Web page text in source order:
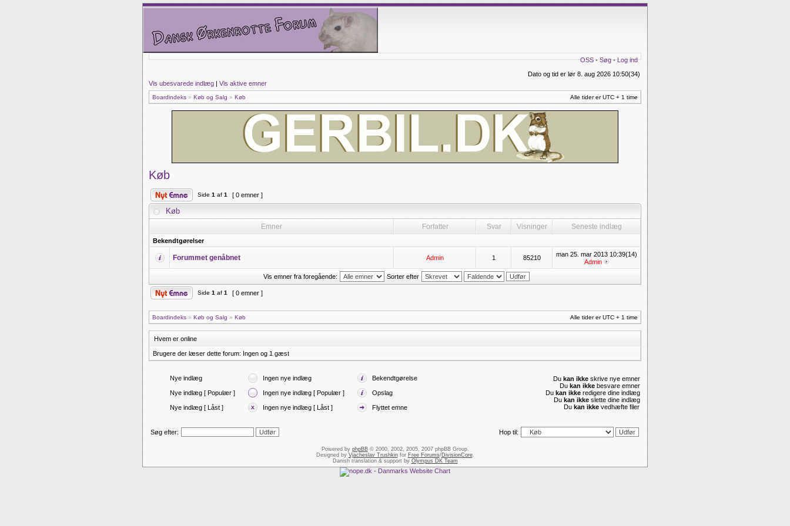
OSS•Søg•Log ind
Dato og tid er lør 8. aug 2026 10:50(34)
Vis ubesvarede indlæg | Vis aktive emner
Boardindeks » Køb og Salg » Køb Alle tider er UTC + 1 time
Køb
Side 1 af 1 [ 0 emner ]
Køb
Emner Forfatter Svar Visninger Seneste indlæg
Bekendtgørelser
Forummet genåbnet Admin 1 85210
man 25. mar 2013 10:39(14)
Admin
Vis emner fra foregående: Sorter efter
Side 1 af 1 [ 0 emner ]
Boardindeks » Køb og Salg » Køb Alle tider er UTC + 1 time
Hvem er online
Brugere der læser dette forum: Ingen og 1 gæst
Nye indlæg Ingen nye indlæg Bekendtgørelse
Nye indlæg [ Populær ] Ingen nye indlæg [ Populær ] Opslag
Nye indlæg [ Låst ] Ingen nye indlæg [ Låst ] Flyttet emne
Du kan ikke skrive nye emner
Du kan ikke besvare emner
Du kan ikke redigere dine indlæg
Du kan ikke slette dine indlæg
Du kan ikke vedhæfte filer
Søg efter: Hop til:
Powered by phpBB© 2000, 2002, 2005, 2007 phpBB Group.
Designed by Vjacheslav Trushkinfor Free Forums/DivisionCore.
Danish translation & support by Olympus DK Team